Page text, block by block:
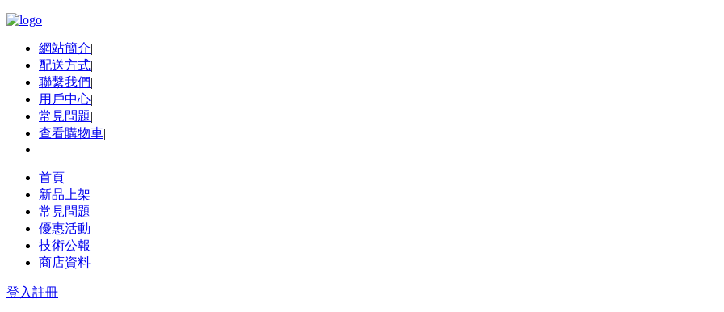
網站簡介|
配送方式|
聯繫我們|
用戶中心|
常見問題|
查看購物車|
首頁
新品上架
常見問題
優惠活動
技術公報
商店資料
登入註冊